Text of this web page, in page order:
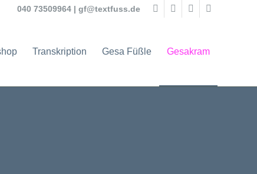
040 73509964 | gf@textfuss.de
Transkription Gesa Füßle Gesakram